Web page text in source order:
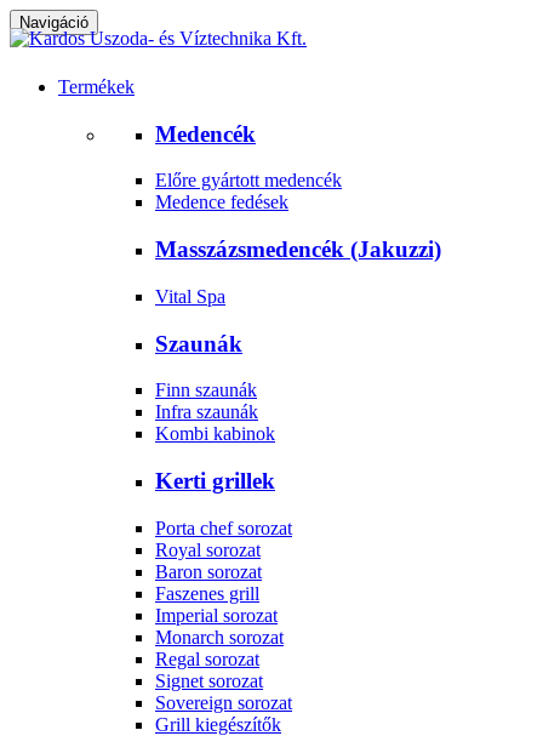
Navigáció
Termékek
Medencék
Előre gyártott medencék
Medence fedések
Masszázsmedencék (Jakuzzi)
Vital Spa
Szaunák
Finn szaunák
Infra szaunák
Kombi kabinok
Kerti grillek
Porta chef sorozat
Royal sorozat
Baron sorozat
Faszenes grill
Imperial sorozat
Monarch sorozat
Regal sorozat
Signet sorozat
Sovereign sorozat
Grill kiegészítők